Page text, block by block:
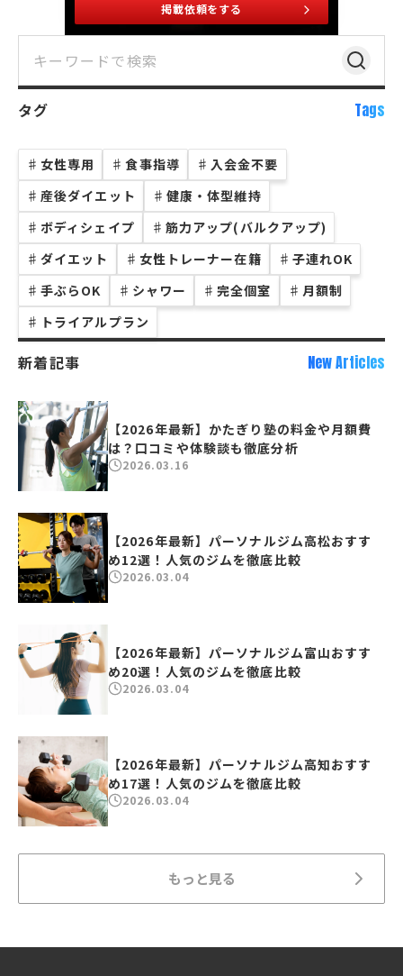
掲載依頼をする
タグ Tags
♯ 女性専用 ♯ 食事指導 ♯ 入会金不要
♯ 産後ダイエット ♯ 健康・体型維持
♯ ボディシェイプ ♯ 筋力アップ(バルクアップ)
♯ ダイエット ♯ 女性トレーナー在籍 ♯ 子連れOK
♯ 手ぶらOK ♯ シャワー ♯ 完全個室 ♯ 月額制
♯ トライアルプラン
新着記事 New Articles
【2026年最新】かたぎり塾の料金や月額費
は？口コミや体験談も徹底分析
2026.03.16
【2026年最新】パーソナルジム高松おすす
め12選！人気のジムを徹底比較
2026.03.04
【2026年最新】パーソナルジム富山おすす
め20選！人気のジムを徹底比較
2026.03.04
【2026年最新】パーソナルジム高知おすす
め17選！人気のジムを徹底比較
2026.03.04
もっと見る